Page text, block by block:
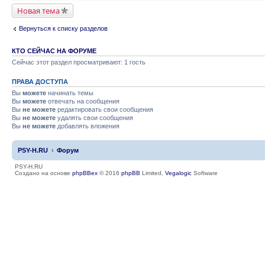
Новая тема
Вернуться к списку разделов
КТО СЕЙЧАС НА ФОРУМЕ
Сейчас этот раздел просматривают: 1 гость
ПРАВА ДОСТУПА
Вы можете начинать темы
Вы можете отвечать на сообщения
Вы не можете редактировать свои сообщения
Вы не можете удалять свои сообщения
Вы не можете добавлять вложения
PSY-H.RU Форум
PSY-H.RU
Создано на основе phpBBex © 2016 phpBB Limited, Vegalogic Software